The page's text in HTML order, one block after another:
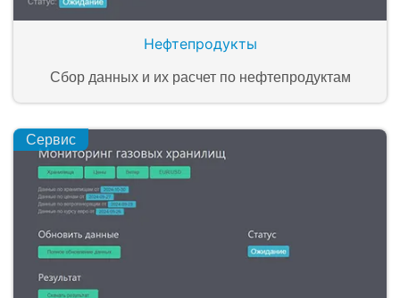
Нефтепродукты
Сбор данных и их расчет по нефтепродуктам
Сервис